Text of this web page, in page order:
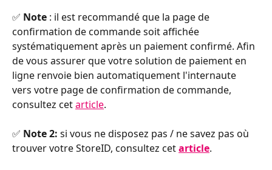
✅ Note : il est recommandé que la page de
confirmation de commande soit affichée
systématiquement après un paiement confirmé. Afin
de vous assurer que votre solution de paiement en
ligne renvoie bien automatiquement l'internaute
vers votre page de confirmation de commande,
consultez cet article.
✅ Note 2: si vous ne disposez pas / ne savez pas où
trouver votre StoreID, consultez cetarticle.